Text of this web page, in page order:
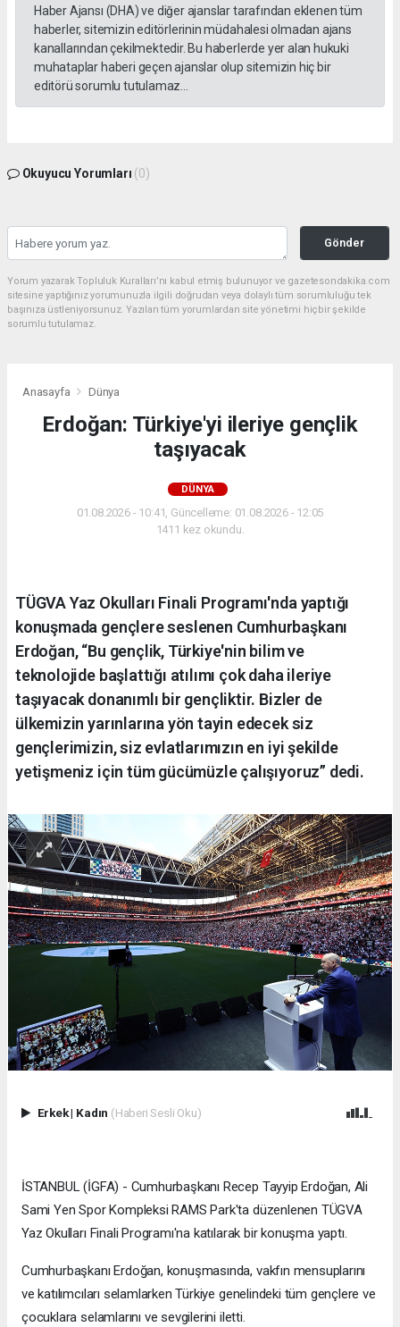
Haber Ajansı (DHA) ve diğer ajanslar tarafından eklenen tüm
haberler, sitemizin editörlerinin müdahalesi olmadan ajans
kanallarından çekilmektedir. Bu haberlerde yer alan hukuki
muhataplar haberi geçen ajanslar olup sitemizin hiç bir
editörü sorumlu tutulamaz...
Okuyucu Yorumları (0)
Gönder
Yorum yazarak Topluluk Kuralları’nı kabul etmiş bulunuyor ve gazetesondakika.com
sitesine yaptığınız yorumunuzla ilgili doğrudan veya dolaylı tüm sorumluluğu tek
başınıza üstleniyorsunuz. Yazılan tüm yorumlardan site yönetimi hiçbir şekilde
sorumlu tutulamaz.
Anasayfa Dünya
Erdoğan: Türkiye'yi ileriye gençlik
taşıyacak
DÜNYA
01.08.2026 - 10:41, Güncelleme: 01.08.2026 - 12:05
1411 kez okundu.
TÜGVA Yaz Okulları Finali Programı'nda yaptığı
konuşmada gençlere seslenen Cumhurbaşkanı
Erdoğan, “Bu gençlik, Türkiye'nin bilim ve
teknolojide başlattığı atılımı çok daha ileriye
taşıyacak donanımlı bir gençliktir. Bizler de
ülkemizin yarınlarına yön tayin edecek siz
gençlerimizin, siz evlatlarımızın en iyi şekilde
yetişmeniz için tüm gücümüzle çalışıyoruz” dedi.
Erkek| Kadın (Haberi Sesli Oku)
İSTANBUL (İGFA) - Cumhurbaşkanı Recep Tayyip Erdoğan, Ali
Sami Yen Spor Kompleksi RAMS Park'ta düzenlenen TÜGVA
Yaz Okulları Finali Programı'na katılarak bir konuşma yaptı.
Cumhurbaşkanı Erdoğan, konuşmasında, vakfın mensuplarını
ve katılımcıları selamlarken Türkiye genelindeki tüm gençlere ve
çocuklara selamlarını ve sevgilerini iletti.